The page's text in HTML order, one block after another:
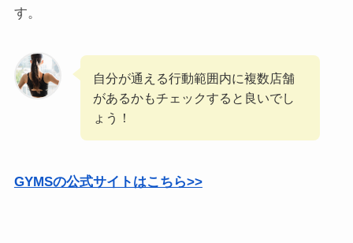
す。
自分が通える行動範囲内に複数店舗
があるかもチェックすると良いでし
ょう！
GYMSの公式サイトはこちら>>